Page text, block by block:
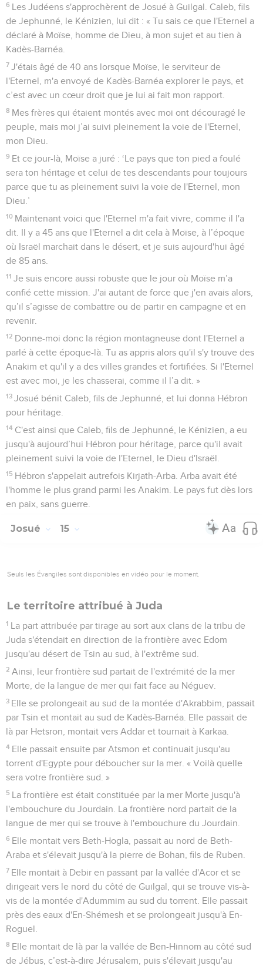
6 Les Judéens s'approchèrent de Josué à Guilgal. Caleb, fils
de Jephunné, le Kénizien, lui dit : « Tu sais ce que l'Eternel a
déclaré à Moïse, homme de Dieu, à mon sujet et au tien à
Kadès-Barnéa.
7 J'étais âgé de 40 ans lorsque Moïse, le serviteur de
l'Eternel, m'a envoyé de Kadès-Barnéa explorer le pays, et
c’est avec un cœur droit que je lui ai fait mon rapport.
8 Mes frères qui étaient montés avec moi ont découragé le
peuple, mais moi j’ai suivi pleinement la voie de l'Eternel,
mon Dieu.
9 Et ce jour-là, Moïse a juré : ‘Le pays que ton pied a foulé
sera ton héritage et celui de tes descendants pour toujours
parce que tu as pleinement suivi la voie de l'Eternel, mon
Dieu.’
10 Maintenant voici que l'Eternel m'a fait vivre, comme il l'a
dit. Il y a 45 ans que l'Eternel a dit cela à Moïse, à l’époque
où Israël marchait dans le désert, et je suis aujourd'hui âgé
de 85 ans.
11 Je suis encore aussi robuste que le jour où Moïse m’a
confié cette mission. J'ai autant de force que j'en avais alors,
qu’il s’agisse de combattre ou de partir en campagne et en
revenir.
12 Donne-moi donc la région montagneuse dont l'Eternel a
parlé à cette époque-là. Tu as appris alors qu'il s'y trouve des
Anakim et qu'il y a des villes grandes et fortifiées. Si l'Eternel
est avec moi, je les chasserai, comme il l’a dit. »
13 Josué bénit Caleb, fils de Jephunné, et lui donna Hébron
pour héritage.
14 C'est ainsi que Caleb, fils de Jephunné, le Kénizien, a eu
jusqu'à aujourd’hui Hébron pour héritage, parce qu'il avait
pleinement suivi la voie de l'Eternel, le Dieu d'Israël.
15 Hébron s'appelait autrefois Kirjath-Arba. Arba avait été
l'homme le plus grand parmi les Anakim. Le pays fut dès lors
en paix, sans guerre.
Josué 15
Seuls les Évangiles sont disponibles en vidéo pour le moment.
Le territoire attribué à Juda
1 La part attribuée par tirage au sort aux clans de la tribu de
Juda s'étendait en direction de la frontière avec Edom
jusqu'au désert de Tsin au sud, à l'extrême sud.
2 Ainsi, leur frontière sud partait de l'extrémité de la mer
Morte, de la langue de mer qui fait face au Néguev.
3 Elle se prolongeait au sud de la montée d'Akrabbim, passait
par Tsin et montait au sud de Kadès-Barnéa. Elle passait de
là par Hetsron, montait vers Addar et tournait à Karkaa.
4 Elle passait ensuite par Atsmon et continuait jusqu'au
torrent d'Egypte pour déboucher sur la mer. « Voilà quelle
sera votre frontière sud. »
5 La frontière est était constituée par la mer Morte jusqu'à
l'embouchure du Jourdain. La frontière nord partait de la
langue de mer qui se trouve à l'embouchure du Jourdain.
6 Elle montait vers Beth-Hogla, passait au nord de Beth-
Araba et s'élevait jusqu'à la pierre de Bohan, fils de Ruben.
7 Elle montait à Debir en passant par la vallée d'Acor et se
dirigeait vers le nord du côté de Guilgal, qui se trouve vis-à-
vis de la montée d'Adummim au sud du torrent. Elle passait
près des eaux d'En-Shémesh et se prolongeait jusqu'à En-
Roguel.
8 Elle montait de là par la vallée de Ben-Hinnom au côté sud
de Jébus, c’est-à-dire Jérusalem, puis s'élevait jusqu'au